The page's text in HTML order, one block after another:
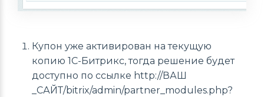
Купон уже активирован на текущую
копию 1С-Битрикс, тогда решение будет
доступно по ссылке http://ВАШ
_САЙТ/bitrix/admin/partner_modules.php?